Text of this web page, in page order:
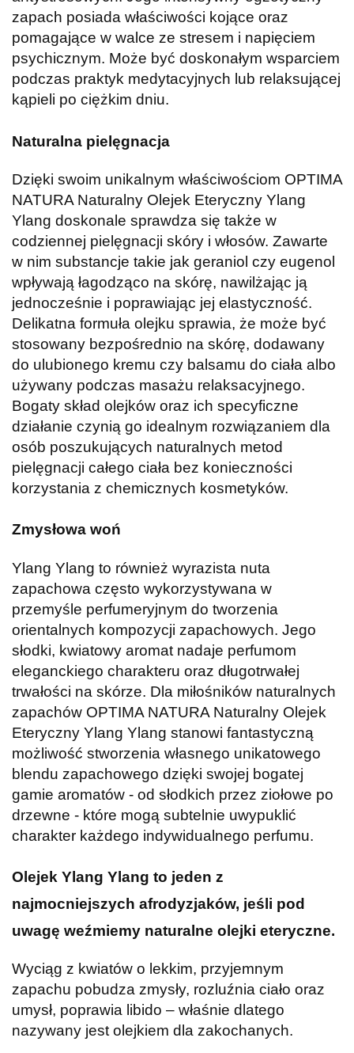
zapach posiada właściwości kojące oraz
pomagające w walce ze stresem i napięciem
psychicznym. Może być doskonałym wsparciem
podczas praktyk medytacyjnych lub relaksującej
kąpieli po ciężkim dniu.
Naturalna pielęgnacja
Dzięki swoim unikalnym właściwościom OPTIMA
NATURA Naturalny Olejek Eteryczny Ylang
Ylang doskonale sprawdza się także w
codziennej pielęgnacji skóry i włosów. Zawarte
w nim substancje takie jak geraniol czy eugenol
wpływają łagodząco na skórę, nawilżając ją
jednocześnie i poprawiając jej elastyczność.
Delikatna formuła olejku sprawia, że może być
stosowany bezpośrednio na skórę, dodawany
do ulubionego kremu czy balsamu do ciała albo
używany podczas masażu relaksacyjnego.
Bogaty skład olejków oraz ich specyficzne
działanie czynią go idealnym rozwiązaniem dla
osób poszukujących naturalnych metod
pielęgnacji całego ciała bez konieczności
korzystania z chemicznych kosmetyków.
Zmysłowa woń
Ylang Ylang to również wyrazista nuta
zapachowa często wykorzystywana w
przemyśle perfumeryjnym do tworzenia
orientalnych kompozycji zapachowych. Jego
słodki, kwiatowy aromat nadaje perfumom
eleganckiego charakteru oraz długotrwałej
trwałości na skórze. Dla miłośników naturalnych
zapachów OPTIMA NATURA Naturalny Olejek
Eteryczny Ylang Ylang stanowi fantastyczną
możliwość stworzenia własnego unikatowego
blendu zapachowego dzięki swojej bogatej
gamie aromatów - od słodkich przez ziołowe po
drzewne - które mogą subtelnie uwypuklić
charakter każdego indywidualnego perfumu.
Olejek Ylang Ylang to jeden z
najmocniejszych afrodyzjaków, jeśli pod
uwagę weźmiemy naturalne olejki eteryczne.
Wyciąg z kwiatów o lekkim, przyjemnym
zapachu pobudza zmysły, rozluźnia ciało oraz
umysł, poprawia libido – właśnie dlatego
nazywany jest olejkiem dla zakochanych.